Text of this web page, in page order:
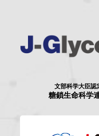
文部科学大臣認
糖鎖生命科学